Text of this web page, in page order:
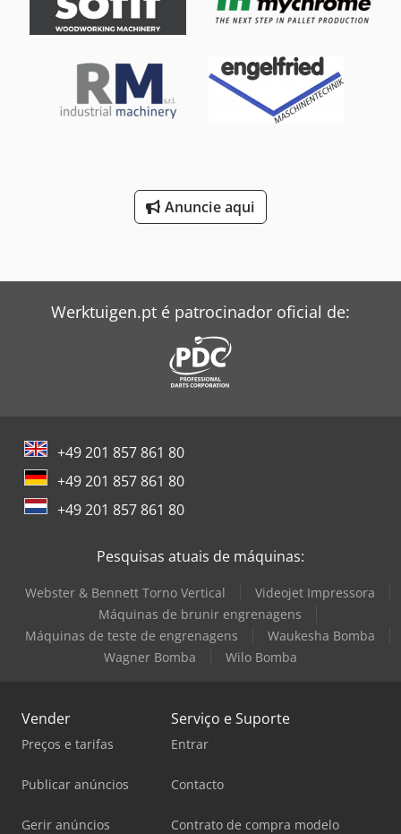
Anuncie aqui
Werktuigen.pt é patrocinador oficial de:
+49 201 857 861 80
+49 201 857 861 80
+49 201 857 861 80
Pesquisas atuais de máquinas:
Webster & Bennett Torno Vertical
Videojet Impressora
Máquinas de brunir engrenagens
Máquinas de teste de engrenagens
Waukesha Bomba
Wagner Bomba
Wilo Bomba
Vender
Preços e tarifas
Publicar anúncios
Gerir anúncios
Serviço e Suporte
Entrar
Contacto
Contrato de compra modelo